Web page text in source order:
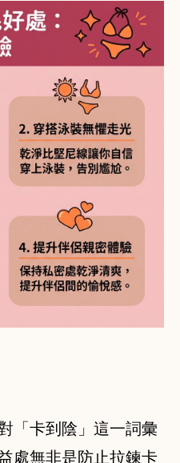
「卡到陰」這一詞彙
處無非是防止拉鍊卡